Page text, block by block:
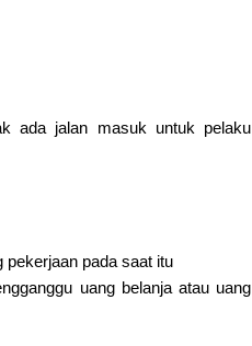
ada jalan masuk untuk pelaku
pada saat itu
uang belanja atau uang